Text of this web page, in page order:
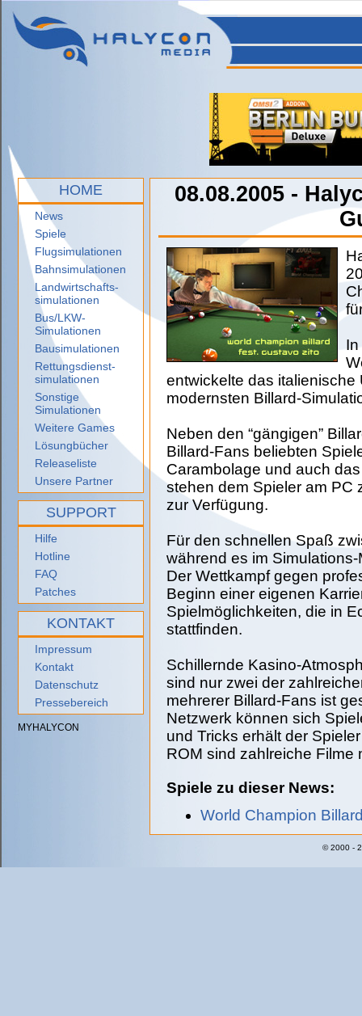
HOME
News
Spiele
Flugsimulationen
Bahnsimulationen
Landwirtschafts-
simulationen
Bus/LKW-
Simulationen
Bausimulationen
Rettungsdienst-
simulationen
Sonstige
Simulationen
Weitere Games
Lösungbücher
Releaseliste
Unsere Partner
SUPPORT
Hilfe
Hotline
FAQ
Patches
KONTAKT
Impressum
Kontakt
Datenschutz
Pressebereich
MYHALYCON
08.08.2005 -
entwickelte das italienische
modernsten Billard-
Neben den “gängigen”
Billard-Fans beliebten
Carambolage und auch
stehen dem Spieler am PC
zur Verfügung.
Für den schnellen Spaß
während es im
Der Wettkampf gegen
Beginn einer eigenen
Spielmöglichkeiten, die in
stattfinden.
Schillernde Kasino-
sind nur zwei der
mehrerer Billard-Fans ist
Netzwerk können sich
und Tricks erhält der
ROM sind zahlreiche Filme
Spiele zu dieser News:
World Champion
© 2000 -